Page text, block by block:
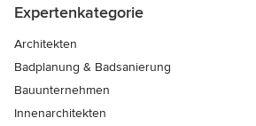
Expertenkategorie
Architekten
Badplanung & Badsanierung
Bauunternehmen
Innenarchitekten